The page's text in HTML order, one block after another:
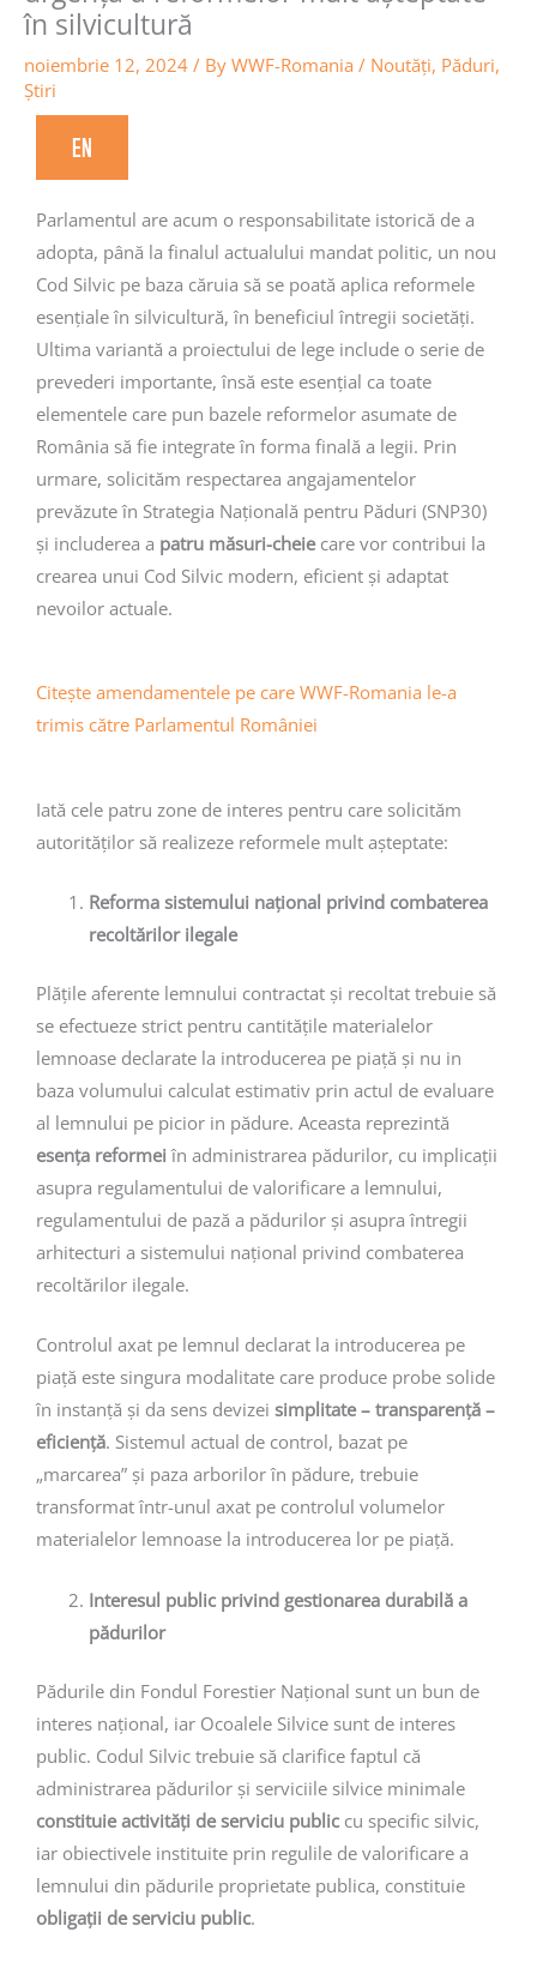
în silvicultură
noiembrie 12, 2024 / By WWF-Romania / Noutăţi, Păduri,
Știri
EN
Parlamentul are acum o responsabilitate istorică de a
adopta, până la finalul actualului mandat politic, un nou
Cod Silvic pe baza căruia să se poată aplica reformele
esențiale în silvicultură, în beneficiul întregii societăți.
Ultima variantă a proiectului de lege include o serie de
prevederi importante, însă este esențial ca toate
elementele care pun bazele reformelor asumate de
România să fie integrate în forma finală a legii. Prin
urmare, solicităm respectarea angajamentelor
prevăzute în Strategia Națională pentru Păduri (SNP30)
și includerea a patru măsuri-cheiecare vor contribui la
crearea unui Cod Silvic modern, eficient și adaptat
nevoilor actuale.
Citește amendamentele pe care WWF-Romania le-a
trimis către Parlamentul României
Iată cele patru zone de interes pentru care solicităm
autorităților să realizeze reformele mult așteptate:
Reforma sistemului național privind combaterea
recoltărilor ilegale
Plățile aferente lemnului contractat și recoltat trebuie să
se efectueze strict pentru cantitățile materialelor
lemnoase declarate la introducerea pe piață și nu in
baza volumului calculat estimativ prin actul de evaluare
al lemnului pe picior in pădure. Aceasta reprezintă
esența reformei în administrarea pădurilor, cu implicații
asupra regulamentului de valorificare a lemnului,
regulamentului de pază a pădurilor și asupra întregii
arhitecturi a sistemului național privind combaterea
recoltărilor ilegale.
Controlul axat pe lemnul declarat la introducerea pe
piață este singura modalitate care produce probe solide
în instanță și da sens devizei simplitate – transparență –
eficiență. Sistemul actual de control, bazat pe
„marcarea” și paza arborilor în pădure, trebuie
transformat într-unul axat pe controlul volumelor
materialelor lemnoase la introducerea lor pe piață.
Interesul public privind gestionarea durabilă a
pădurilor
Pădurile din Fondul Forestier Național sunt un bun de
interes național, iar Ocoalele Silvice sunt de interes
public. Codul Silvic trebuie să clarifice faptul că
administrarea pădurilor și serviciile silvice minimale
constituie activități de serviciu public cu specific silvic,
iar obiectivele instituite prin regulile de valorificare a
lemnului din pădurile proprietate publica, constituie
obligații de serviciu public.